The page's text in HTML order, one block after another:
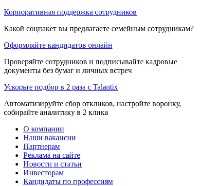
Корпоративная поддержка сотрудников
Какой соцпакет вы предлагаете семейным сотрудникам?
Оформляйте кандидатов онлайн
Проверяйте сотрудников и подписывайте кадровые
документы без бумаг и личных встреч
Ускорьте подбор в 2 раза с Talantix
Автоматизируйте сбор откликов, настройте воронку,
собирайте аналитику в 2 клика
О компании
Наши вакансии
Партнерам
Реклама на сайте
Новости и статьи
Инвесторам
Кандидаты по профессиям